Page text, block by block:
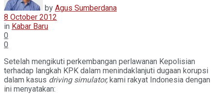
by Agus Sumberdana
8 October 2012
in Kabar Baru
0
0
Setelah mengikuti perkembangan perlawanan Kepolisian
terhadap langkah KPK dalam menindaklanjuti dugaan korupsi
dalam kasus driving simulator,kami rakyat Indonesia dengan
ini menyatakan: